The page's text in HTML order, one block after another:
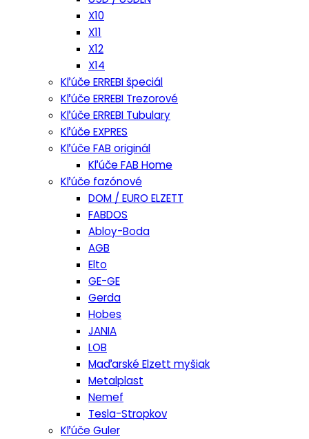
X10
X11
X12
X14
Kľúče ERREBI špeciál
Kľúče ERREBI Trezorové
Kľúče ERREBI Tubulary
Kľúče EXPRES
Kľúče FAB originál
Kľúče FAB Home
Kľúče fazónové
DOM / EURO ELZETT
FABDOS
Abloy-Boda
AGB
Elto
GE-GE
Gerda
Hobes
JANIA
LOB
Maďarské Elzett myšiak
Metalplast
Nemef
Tesla-Stropkov
Kľúče Guler